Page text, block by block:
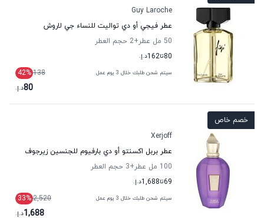
Guy Laroche
عطر فيجي أو دي تواليت للنساء جي لاروش
50 مل عطر
+2
حجم العطر
80تا162د.إ.
سيتم شحن طلبك خلال 3 يوم عمل 138
42%
80د.إ.
خصم خاص
Xerjoff
عطر بربل اكسنتو أو دي بارفيوم للجنسين زيرجوف
100 مل عطر
+3
حجم العطر
69تا1,688د.إ.
سيتم شحن طلبك خلال 3 يوم عمل 2,520
33%
1,688د.إ.